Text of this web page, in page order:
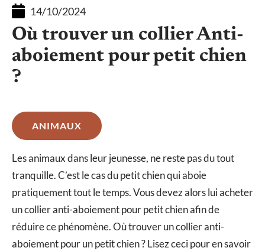
14/10/2024
Où trouver un collier Anti-
aboiement pour petit chien
?
ANIMAUX
Les animaux dans leur jeunesse, ne reste pas du tout
tranquille. C’est le cas du petit chien qui aboie
pratiquement tout le temps. Vous devez alors lui acheter
un collier anti-aboiement pour petit chien afin de
réduire ce phénomène. Où trouver un collier anti-
aboiement pour un petit chien ? Lisez ceci pour en savoir